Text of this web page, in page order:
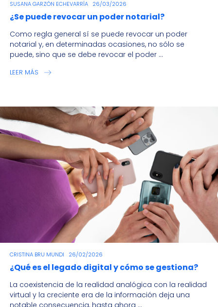
SUSANA GARZÓN ECHEVARRÍA 26/03/2026
¿Se puede revocar un poder notarial?
Como regla general sí se puede revocar un poder
notarial y, en determinadas ocasiones, no sólo se
puede, sino que se debe revocar el poder ...
LEER MÁS
CRISTINA BRU MUNDI 26/02/2026
¿Qué es el legado digital y cómo se gestiona?
La coexistencia de la realidad analógica con la realidad
virtual y la creciente era de la información deja una